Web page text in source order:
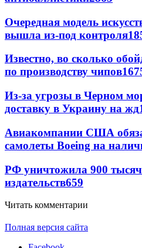
Очередная модель
вышла из-под контроля
Известно, во сколько
по производству чипов
Из-за угрозы в Черном
доставку в Украину на жд
Авиакомпании США
самолеты Boeing на
РФ уничтожила 900 тысяч
издательств659
Читать комментарии
Полная версия сайта